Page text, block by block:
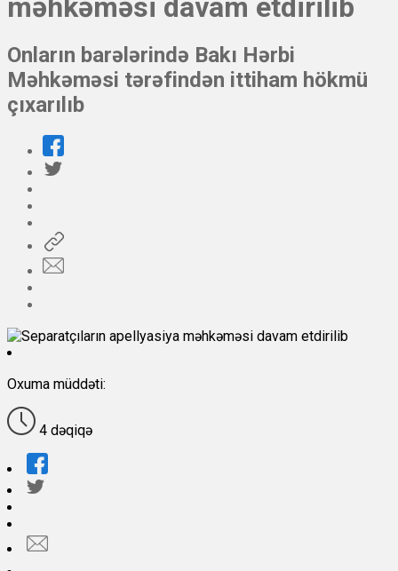
məhkəməsi davam etdirilib
Onların barələrində Bakı Hərbi
Məhkəməsi tərəfindən ittiham hökmü
çıxarılıb
Oxuma müddəti:
4 dəqiqə